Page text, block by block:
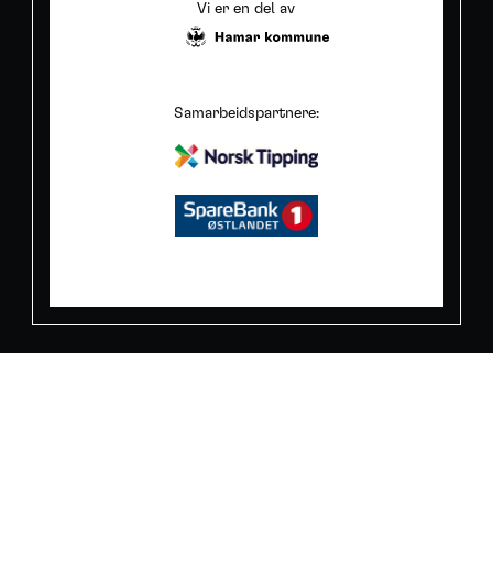
Vi er en del av
Samarbeidspartnere: